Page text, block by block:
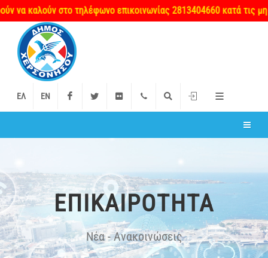
στο τηλέφωνο επικοινωνίας 2813404660 κατά τις μη
ΕΛ EN FacebookTwitter Flickr +2897 340000Αναζήτηση
Είσοδος
ΕΠΙΚΑΙΡΌΤΗΤΑ
Νέα - Ανακοινώσεις